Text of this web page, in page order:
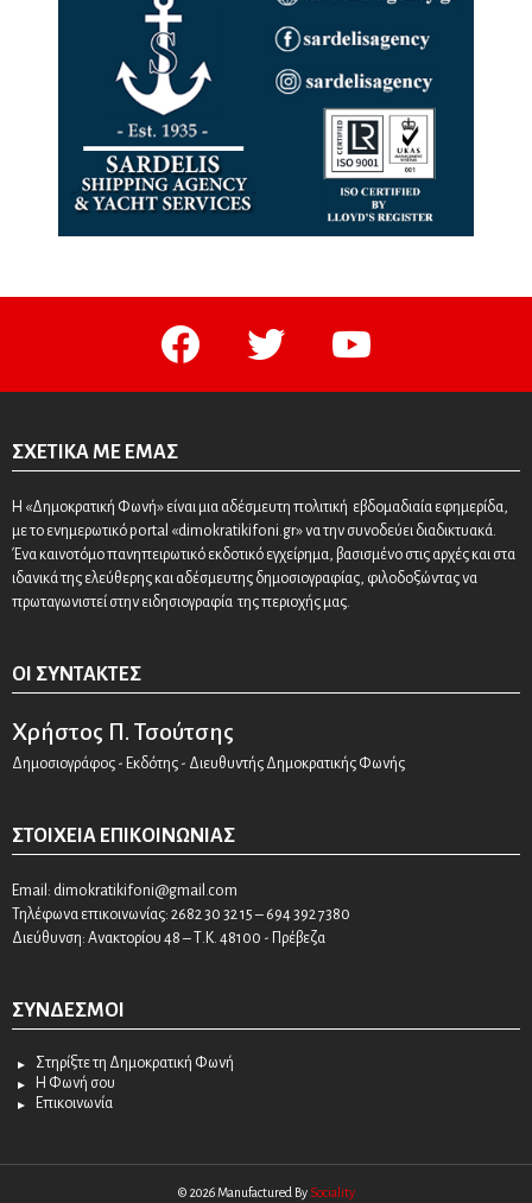
facebook twitter youtube
ΣΧΕΤΙΚΆ ΜΕ ΕΜΆΣ
Η «Δημοκρατική Φωνή» είναι μια αδέσμευτη πολιτική εβδομαδιαία εφημερίδα,
με το ενημερωτικό portal «dimokratikifoni.gr» να την συνοδεύει διαδικτυακά.
Ένα καινοτόμο πανηπειρωτικό εκδοτικό εγχείρημα, βασισμένο στις αρχές και στα
ιδανικά της ελεύθερης και αδέσμευτης δημοσιογραφίας, φιλοδοξώντας να
πρωταγωνιστεί στην ειδησιογραφία της περιοχής μας.
ΟΙ ΣΥΝΤΆΚΤΕΣ
Χρήστος Π. Τσούτσης
Δημοσιογράφος - Εκδότης - Διευθυντής Δημοκρατικής Φωνής
ΣΤΟΙΧΕΊΑ ΕΠΙΚΟΙΝΩΝΊΑΣ
Email: dimokratikifoni@gmail.com
Τηλέφωνα επικοινωνίας: 2682 30 32 15 – 694 392 7380
Διεύθυνση: Ανακτορίου 48 – Τ.Κ. 48100 - Πρέβεζα
ΣΎΝΔΕΣΜΟΙ
Στηρίξτε τη Δημοκρατική Φωνή
Η Φωνή σου
Επικοινωνία
© 2026 Manufactured By Sociality